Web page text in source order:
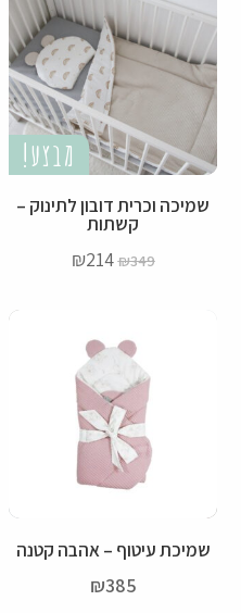
מבצע!
שמיכה וכרית דובון לתינוק –
קשתות
₪349
₪214
שמיכת עיטוף – אהבה קטנה
₪385